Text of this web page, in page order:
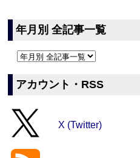
年月別 全記事一覧
アカウント・RSS
X (Twitter)